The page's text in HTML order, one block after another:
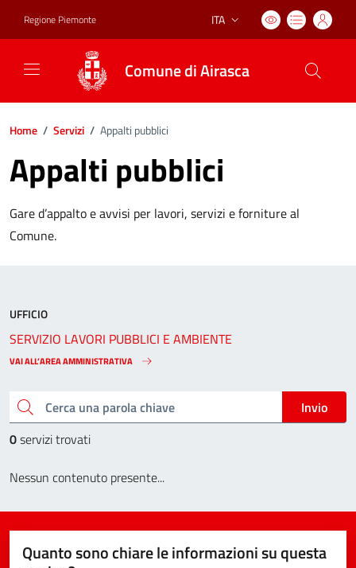
Regione Piemonte Lingua attiva:
ITA
Comune di Airasca
Home / Servizi / Appalti pubblici
Appalti pubblici
Gare d’appalto e avvisi per lavori, servizi e forniture al
Comune.
Cerca una parola chiave
Invio
0servizi trovati
Nessun contenuto presente...
UFFICIO
SERVIZIO LAVORI PUBBLICI E AMBIENTE
VAI ALL’AREA AMMINISTRATIVA
Quanto sono chiare le informazioni su questa